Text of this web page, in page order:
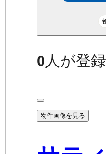
0人が登
物件画像を見る